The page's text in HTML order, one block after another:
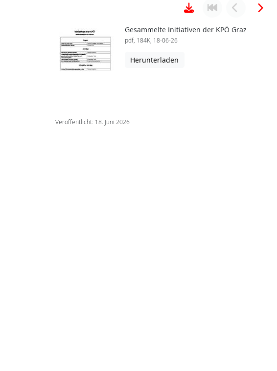
Gesammelte Initiativen der KPÖ Graz
pdf, 184K, 18-06-26
Herunterladen
Veröffentlicht: 18. Juni 2026